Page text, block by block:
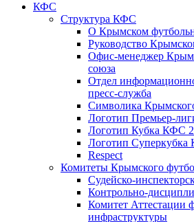
КФС
Структура КФС
О Крымском
Руководство
Офис-менеджер
союза
Отдел
пресс-служба
Символика
Логотип Премьер-
Логотип Кубка КФС
Логотип Суперкубка
Respect
Комитеты Крымского
Судейско-
Контрольно-
Комитет Аттестации
инфраструктуры